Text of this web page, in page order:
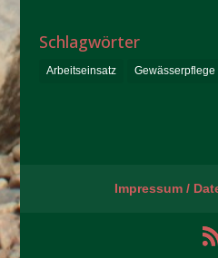
Schlagwörter
Arbeitseinsatz Gewässerpflege
Impressum /